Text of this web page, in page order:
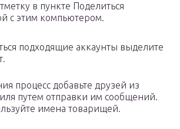
в пункте Поделиться
с этим компьютером.
подходящие аккаунты выделите
процесс добавьте друзей из
путем отправки им сообщений.
имена товарищей.